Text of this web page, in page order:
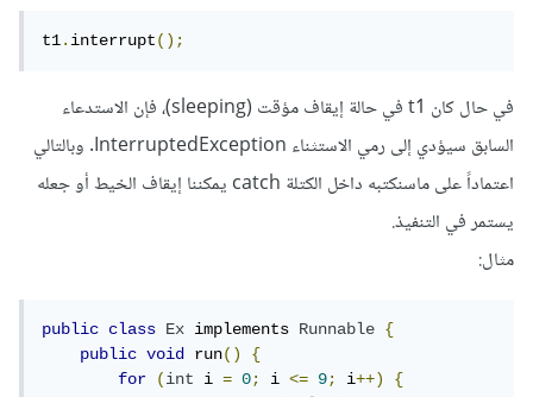
t1.interrupt();
في حال كان t1 في حالة إيقاف مؤقت (sleeping)، فإن الاستدعاء
السابق سيؤدي إلى رمي الاستثناء InterruptedException. وبالتالي
اعتماداً على ماسنكتبه داخل الكتلة catch يمكننا إيقاف الخيط أو جعله
يستمر في التنفيذ.
مثال:
public class Ex implements Runnable
{
public
void run()
{
for
(int i = 0; i <= 9; i++)
{